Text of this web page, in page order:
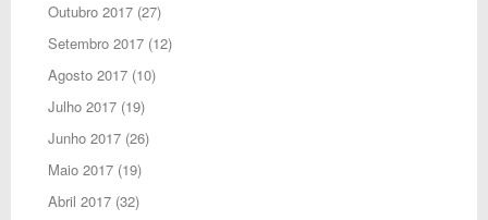
Outubro 2017(27)
Setembro 2017(12)
Agosto 2017(10)
Julho 2017(19)
Junho 2017(26)
Maio 2017(19)
Abril 2017(32)